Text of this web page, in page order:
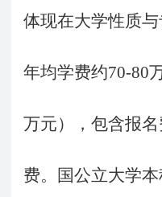
体现在大学性质
年均学费约70-80
万元），包含报
费。国公立大学